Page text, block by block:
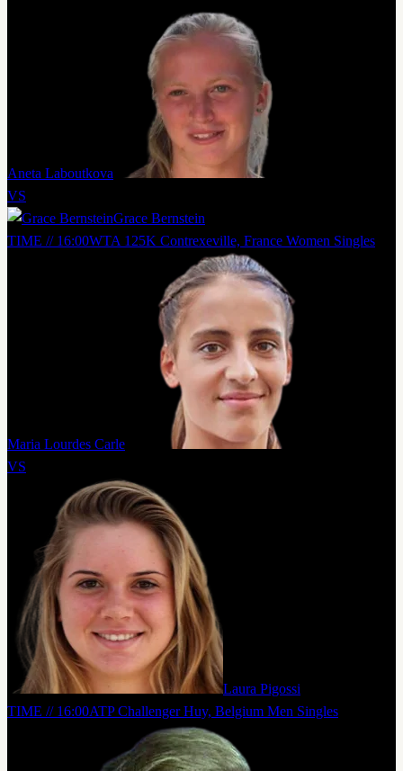
Aneta Laboutkova
VS
Grace Bernstein
TIME // 16:00WTA 125K Contrexeville, France Women Singles
Maria Lourdes Carle
VS
Laura Pigossi
TIME // 16:00ATP Challenger Huy, Belgium Men Singles